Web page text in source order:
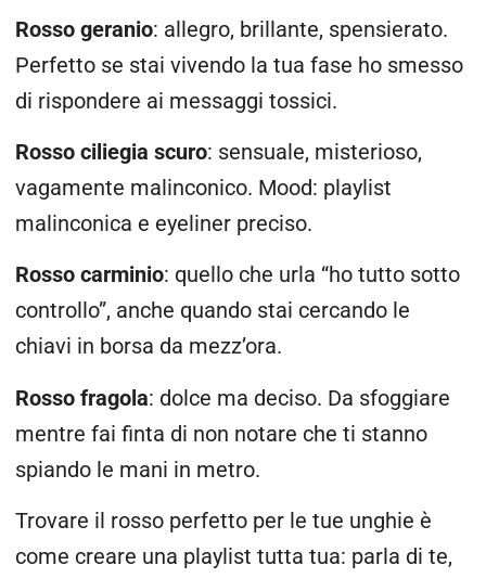
Rosso geranio: allegro, brillante, spensierato.
Perfetto se stai vivendo la tua fase ho smesso
di rispondere ai messaggi tossici.
Rosso ciliegia scuro: sensuale, misterioso,
vagamente malinconico. Mood: playlist
malinconica e eyeliner preciso.
Rosso carminio: quello che urla “ho tutto sotto
controllo”, anche quando stai cercando le
chiavi in borsa da mezz’ora.
Rosso fragola: dolce ma deciso. Da sfoggiare
mentre fai finta di non notare che ti stanno
spiando le mani in metro.
Trovare il rosso perfetto per le tue unghie è
come creare una playlist tutta tua: parla di te,